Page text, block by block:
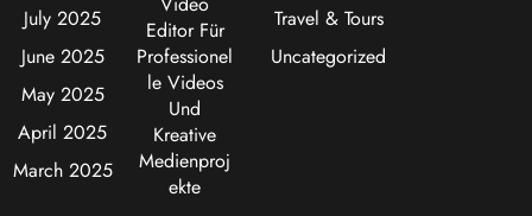
July 2025
June 2025
May 2025
April 2025
March 2025
Editor Für
Professionel
le Videos
Und
Kreative
Medienproj
ekte
Travel & Tours
Uncategorized